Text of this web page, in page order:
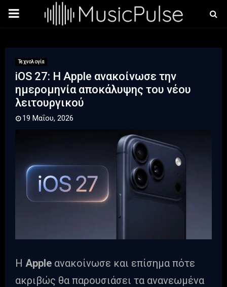
PRIMARY
Τεχνολογία
iOS 27: Η Apple ανακοίνωσε την
ημερομηνία αποκάλυψης του νέου
λειτουργικού
19 Μαΐου, 2026
Η Apple ανακοίνωσε και επίσημα πότε
ακριβώς θα παρουσιάσει τα ανανεωμένα